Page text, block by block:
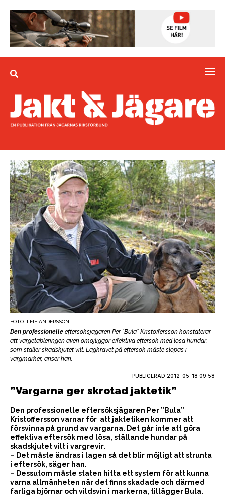
FOTO: LEIF ANDERSSON
Den professionelle eftersöksjägaren Per ”Bula” Kristoffersson konstaterar
att vargetableringen även omöjliggör effektiva eftersök med lösa hundar,
som ställer skadskjutet vilt. Lagkravet på eftersök måste slopas i
vargmarker, anser han.
PUBLICERAD 2012-05-18 09:58
”Vargarna ger skrotad jaktetik”
Den professionelle eftersöksjägaren Per ”Bula”
Kristoffersson varnar för att jaktetiken kommer att
försvinna på grund av vargarna. Det går inte att göra
effektiva eftersök med lösa, ställande hundar på
skadskjutet vilt i vargrevir.
– Det måste ändras i lagen så det blir möjligt att strunta
i eftersök, säger han.
– Dessutom måste staten hitta ett system för att kunna
varna allmänheten när det finns skadade och därmed
farliga björnar och vildsvin i markerna, tillägger Bula.